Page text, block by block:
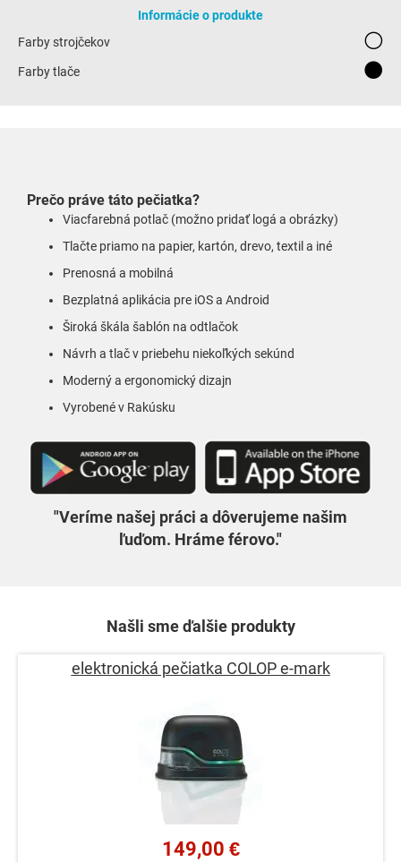
Informácie o produkte
Farby strojčekov
Farby tlače
Prečo práve táto pečiatka?
Viacfarebná potlač (možno pridať logá a obrázky)
Tlačte priamo na papier, kartón, drevo, textil a iné
Prenosná a mobilná
Bezplatná aplikácia pre iOS a Android
Široká škála šablón na odtlačok
Návrh a tlač v priebehu niekoľkých sekúnd
Moderný a ergonomický dizajn
Vyrobené v Rakúsku
"Veríme našej práci a dôverujeme našim
ľuďom. Hráme férovo."
Našli sme ďalšie produkty
elektronická pečiatka COLOP e-mark
149,00 €